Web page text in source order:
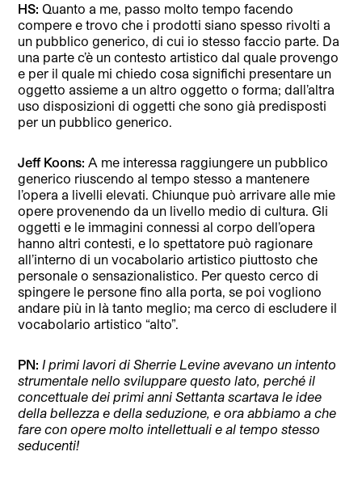
HS: Quanto a me, passo molto tempo facendo
compere e trovo che i prodotti siano spesso rivolti a
un pubblico generico, di cui io stesso faccio parte. Da
una parte c’è un contesto artistico dal quale provengo
e per il quale mi chiedo cosa significhi presentare un
oggetto assieme a un altro oggetto o forma; dall’altra
uso disposizioni di oggetti che sono già predisposti
per un pubblico generico.
Jeff Koons: A me interessa raggiungere un pubblico
generico riuscendo al tempo stesso a mantenere
l’opera a livelli elevati. Chiunque può arrivare alle mie
opere provenendo da un livello medio di cultura. Gli
oggetti e le immagini connessi al corpo dell’opera
hanno altri contesti, e lo spettatore può ragionare
all’interno di un vocabolario artistico piuttosto che
personale o sensazionalistico. Per questo cerco di
spingere le persone fino alla porta, se poi vogliono
andare più in là tanto meglio; ma cerco di escludere il
vocabolario artistico “alto”.
PN:I primi lavori di Sherrie Levine avevano un intento
strumentale nello sviluppare questo lato, perché il
concettuale dei primi anni Settanta scartava le idee
della bellezza e della seduzione, e ora abbiamo a che
fare con opere molto intellettuali e al tempo stesso
seducenti!